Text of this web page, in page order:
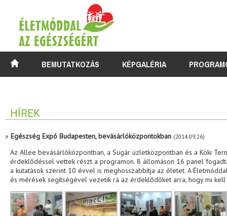
BEMUTATKOZÁS KÉPGALÉRIA
HÍREK
» Egészség Expó Budapesten, bevásárlóközpontokban (2014.09.26)
Az Allee bevásárlóközpontban, a Sugár üzletközpontban és a Köki
érdeklődéssel vettek részt a programon. 8 állomáson 16 panel
a kutatások szerint 10 évvel is meghosszabbítja az életet. A
és mérések segítségével vezetik rá az érdeklődőket arra, hogy mi